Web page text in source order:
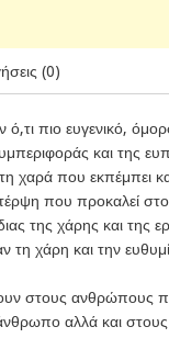
(0)
ό,τι πιο ευγενικό,
και της
που εκπέμπει
που προκαλεί
της χάρης και της
χάρη και την
στους ανθρώπους
αλλά και